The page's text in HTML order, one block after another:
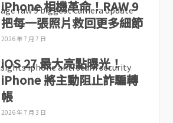
iPhone 相機革命！RAW 9
把每一張照片救回更多細節
2026 年 7 月 7 日
iOS 27 最大亮點曝光！
iPhone 將主動阻止詐騙轉
帳
2026 年 7 月 3 日